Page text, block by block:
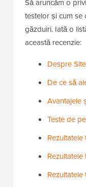
Să aruncăm o
testelor și cum se
găzduiri. Iată o
această recenzie:
Despre
De ce să
Avantajele
Teste de